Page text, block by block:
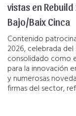
vistas en
Bajo/Baix Cinca
Contenido
2026, celebrada
consolidado como
para la innovación
y numerosas
firmas del sector,